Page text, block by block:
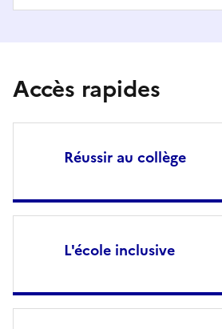
Accès rapides
Réussir au collège
L'école inclusive